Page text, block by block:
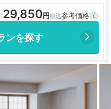
29,850
ンを探す